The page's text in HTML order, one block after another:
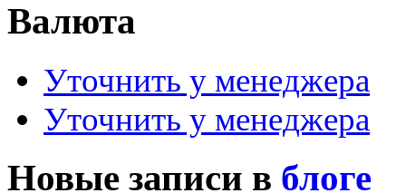
Валюта
Уточнить у менеджера
Уточнить у менеджера
Новые записи в блоге